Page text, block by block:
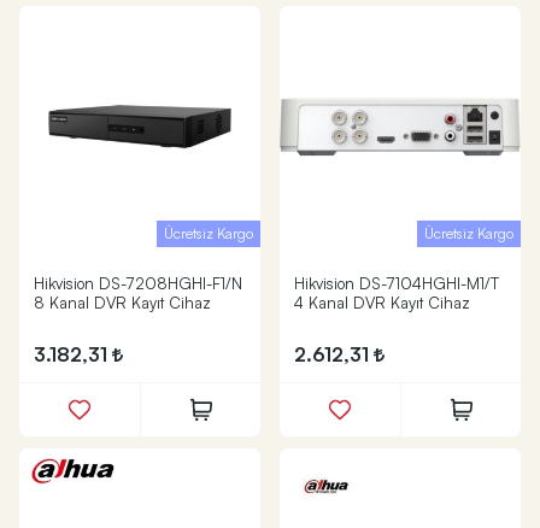
Ücretsiz Kargo
Hikvision DS-7208HGHI-F1/N
8 Kanal DVR Kayıt Cihaz
3.182,31
Ücretsiz Kargo
Hikvision DS-7104HGHI-M1/T
4 Kanal DVR Kayıt Cihaz
2.612,31